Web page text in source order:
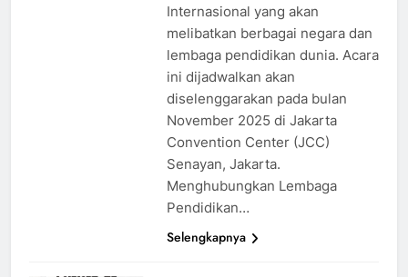
Internasional yang akan
melibatkan berbagai negara dan
lembaga pendidikan dunia. Acara
ini dijadwalkan akan
diselenggarakan pada bulan
November 2025 di Jakarta
Convention Center (JCC)
Senayan, Jakarta.
Menghubungkan Lembaga
Pendidikan…
Selengkapnya